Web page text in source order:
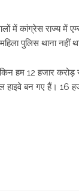
में कांग्रेस राज्य में
पुलिस थाना नहीं
हम 12 हजार
बन गए हैं। 16